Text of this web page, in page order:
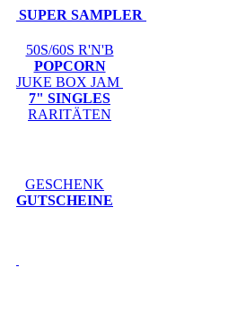
SUPER SAMPLER
50S/60S R'N'B
POPCORN
JUKE BOX JAM
7" SINGLES
RARITÄTEN
GESCHENK
GUTSCHEINE